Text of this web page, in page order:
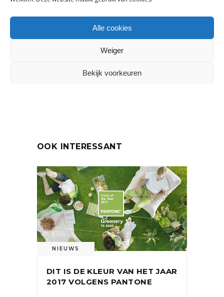
Alle cookies
Weiger
Bekijk voorkeuren
DELEN:
OOK INTERESSANT
NIEUWS
DIT IS DE KLEUR VAN HET JAAR
2017 VOLGENS PANTONE